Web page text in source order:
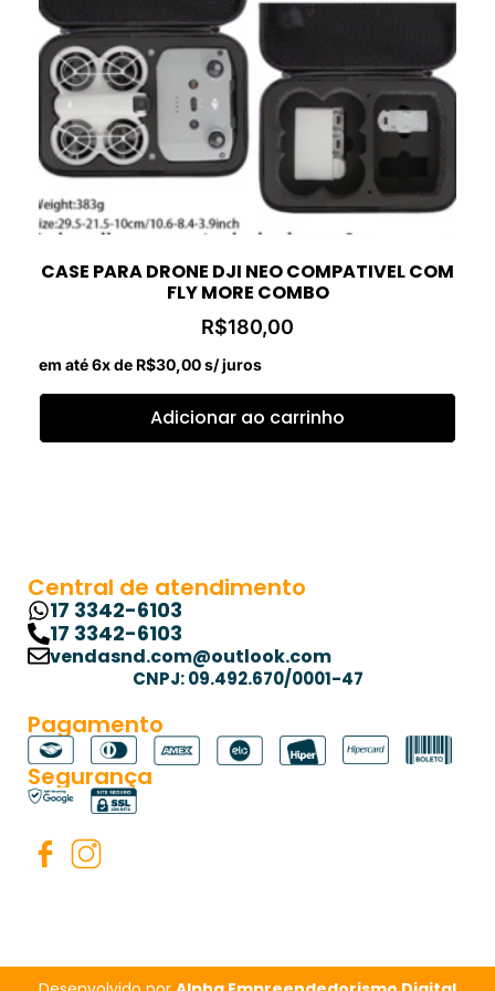
CASE PARA DRONE DJI NEO COMPATIVEL COM
FLY MORE COMBO
R$180,00
em até 6x de R$30,00s/ juros
Adicionar ao carrinho
Central de atendimento
17 3342-6103
17 3342-6103
vendasnd.com@outlook.com
CNPJ: 09.492.670/0001-47
Pagamento
Segurança